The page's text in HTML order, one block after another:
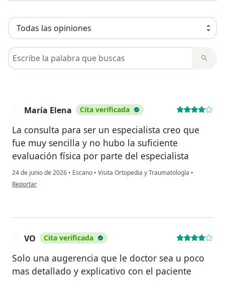
Busca en opiniones
María Elena Cita verificada
La consulta para ser un especialista creo que
fue muy sencilla y no hubo la suficiente
evaluación física por parte del especialista
24 de junio de 2026 • Escano • Visita Ortopedia y Traumatología •
en opinión del usuario María Elena
Reportar
VO Cita verificada
Solo una augerencia que le doctor sea u poco
mas detallado y explicativo con el paciente